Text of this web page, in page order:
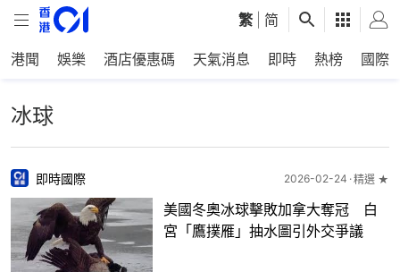
繁 简
港聞 娛樂 酒店優惠碼 天氣消息 即時 熱榜 國際
冰球
即時國際 2026-02-24 精選 ★
美國冬奧冰球擊敗加拿大奪冠 白
宮「鷹撲雁」抽水圖引外交爭議